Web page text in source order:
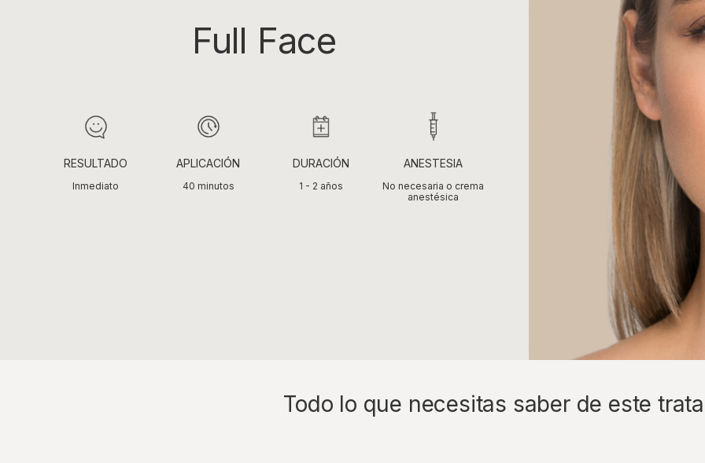
Full Face
RESULTADO
Inmediato
APLICACIÓN
40 minutos
DURACIÓN
1 - 2 años
ANESTESIA
No necesaria o crema
anestésica
Todo lo que necesitas saber de este